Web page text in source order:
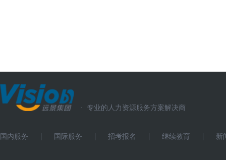
· 专业的人力资源服务方案解决商
国内服务 国际服务 招考报名 继续教育 新